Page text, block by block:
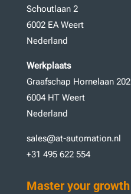
Schoutlaan 2
6002 EA Weert
Nederland
Werkplaats
Graafschap Hornelaan 202
6004 HT Weert
Nederland
sales@at-automation.nl
+31 495 622 554
Master your growth